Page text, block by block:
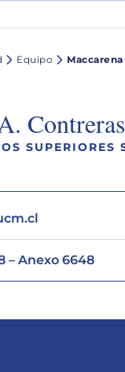
Equipo
SUPERIORES
– Anexo 6648